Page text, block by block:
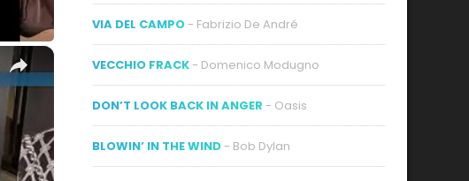
×
VIA DEL CAMPO - Fabrizio De André
VECCHIO FRACK - Domenico Modugno
DON’T LOOK BACK IN ANGER - Oasis
BLOWIN’ IN THE WIND - Bob Dylan